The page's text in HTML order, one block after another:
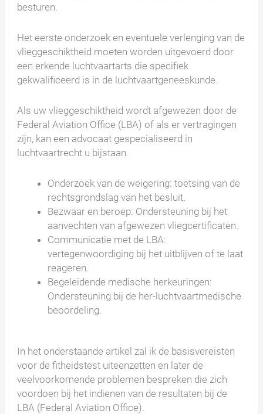
besturen.
Het eerste onderzoek en eventuele verlenging van de
vlieggeschiktheid moeten worden uitgevoerd door
een erkende luchtvaartarts die specifiek
gekwalificeerd is in de luchtvaartgeneeskunde.
Als uw vlieggeschiktheid wordt afgewezen door de
Federal Aviation Office (LBA) of als er vertragingen
zijn, kan een advocaat gespecialiseerd in
luchtvaartrecht u bijstaan.
Onderzoek van de weigering: toetsing van de
rechtsgrondslag van het besluit.
Bezwaar en beroep: Ondersteuning bij het
aanvechten van afgewezen vliegcertificaten.
Communicatie met de LBA:
vertegenwoordiging bij het uitblijven of te laat
reageren.
Begeleidende medische herkeuringen:
Ondersteuning bij de her-luchtvaartmedische
beoordeling.
In het onderstaande artikel zal ik de basisvereisten
voor de fitheidstest uiteenzetten en later de
veelvoorkomende problemen bespreken die zich
voordoen bij het indienen van de resultaten bij de
LBA (Federal Aviation Office).